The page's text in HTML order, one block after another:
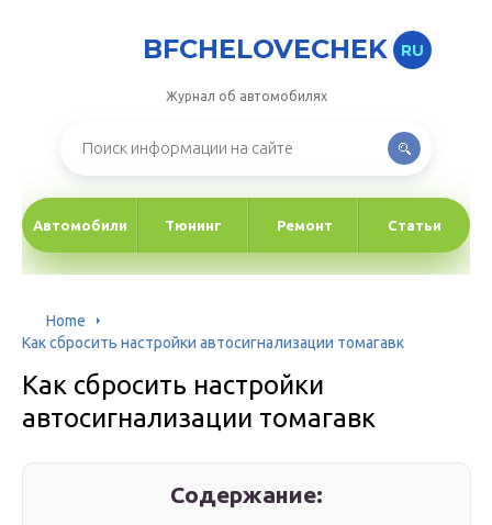
BFCHELOVECHEK RU
Журнал об автомобилях
Автомобили Тюнинг Ремонт Статьи
Home
Как сбросить настройки автосигнализации томагавк
Как сбросить настройки
автосигнализации томагавк
Содержание: